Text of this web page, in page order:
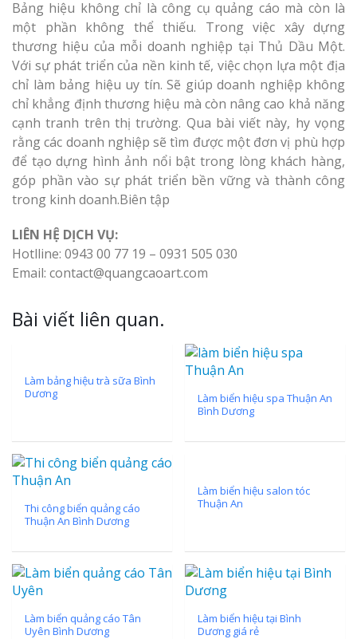
Bảng hiệu không chỉ là công cụ quảng cáo mà còn là
một phần không thể thiếu. Trong việc xây dựng
thương hiệu của mỗi doanh nghiệp tại Thủ Dầu Một.
Với sự phát triển của nền kinh tế, việc chọn lựa một địa
chỉ làm bảng hiệu uy tín. Sẽ giúp doanh nghiệp không
chỉ khẳng định thương hiệu mà còn nâng cao khả năng
cạnh tranh trên thị trường. Qua bài viết này, hy vọng
rằng các doanh nghiệp sẽ tìm được một đơn vị phù hợp
để tạo dựng hình ảnh nổi bật trong lòng khách hàng,
góp phần vào sự phát triển bền vững và thành công
trong kinh doanh.Biên tập
LIÊN HỆ DỊCH VỤ:
Hotlline: 0943 00 77 19 – 0931 505 030
Email: contact@quangcaoart.com
Bài viết liên quan.
Làm bảng hiệu trà sữa Bình
Dương
Làm biển hiệu spa Thuận An
Bình Dương
Thi công biển quảng cáo
Thuận An Bình Dương
Làm biển hiệu salon tóc
Thuận An
Làm biển quảng cáo Tân
Uyên Bình Dương
Làm biển hiệu tại Bình
Dương giá rẻ